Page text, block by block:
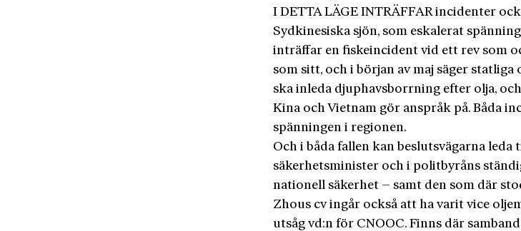
I DETTA LÄGE INTRÄFFAR incidenter
Sydkinesiska sjön, som eskalerat
inträffar en fiskeincident vid ett rev som
som sitt, och i början av maj säger statliga
ska inleda djuphavsborrning efter olja,
Kina och Vietnam gör anspråk på. Båda
spänningen i regionen.
Och i båda fallen kan beslutsvägarna
säkerhetsminister och i politbyråns
nationell säkerhet – samt den som där
Zhous cv ingår också att ha varit vice
utsåg vd:n för CNOOC. Finns där